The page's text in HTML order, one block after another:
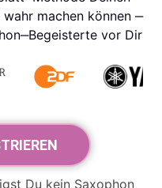
wahr machen können ‒
Begeisterte vor Dir
Du kein Saxophon